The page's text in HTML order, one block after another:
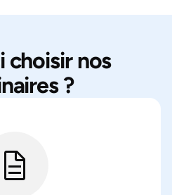
choisir nos
?